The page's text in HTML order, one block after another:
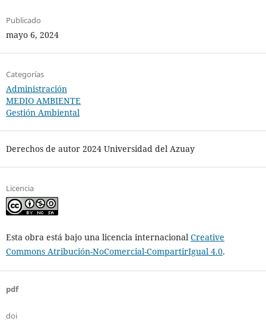
Publicado
mayo 6, 2024
Categorías
Administración
MEDIO AMBIENTE
Gestión Ambiental
Derechos de autor 2024 Universidad del Azuay
Licencia
Esta obra está bajo una licencia internacional Creative
Commons Atribución-NoComercial-CompartirIgual 4.0.
pdf
doi